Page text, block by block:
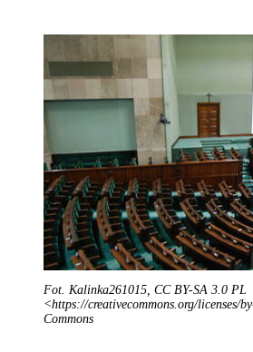
Fot. Kalinka261015, CC BY-SA 3.0 PL
<https://creativecommons.org/licenses/
Commons